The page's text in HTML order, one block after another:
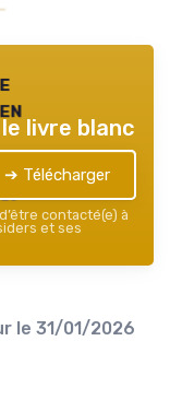
livre blanc
➔ Télécharger
contacté(e) à
et ses
le 31/01/2026